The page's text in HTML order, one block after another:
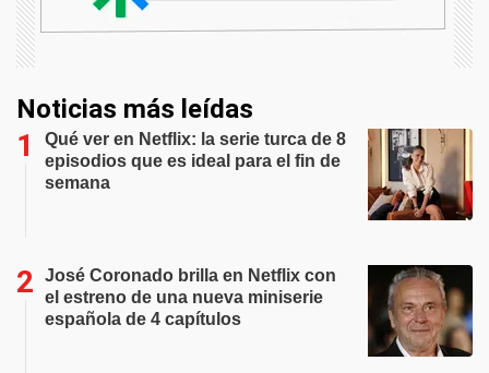
Noticias más leídas
Qué ver en Netflix: la serie turca de 8
episodios que es ideal para el fin de
semana
José Coronado brilla en Netflix con
el estreno de una nueva miniserie
española de 4 capítulos